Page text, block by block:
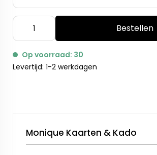
Bestellen
Op voorraad: 30
Levertijd: 1-2 werkdagen
Monique Kaarten & Kado